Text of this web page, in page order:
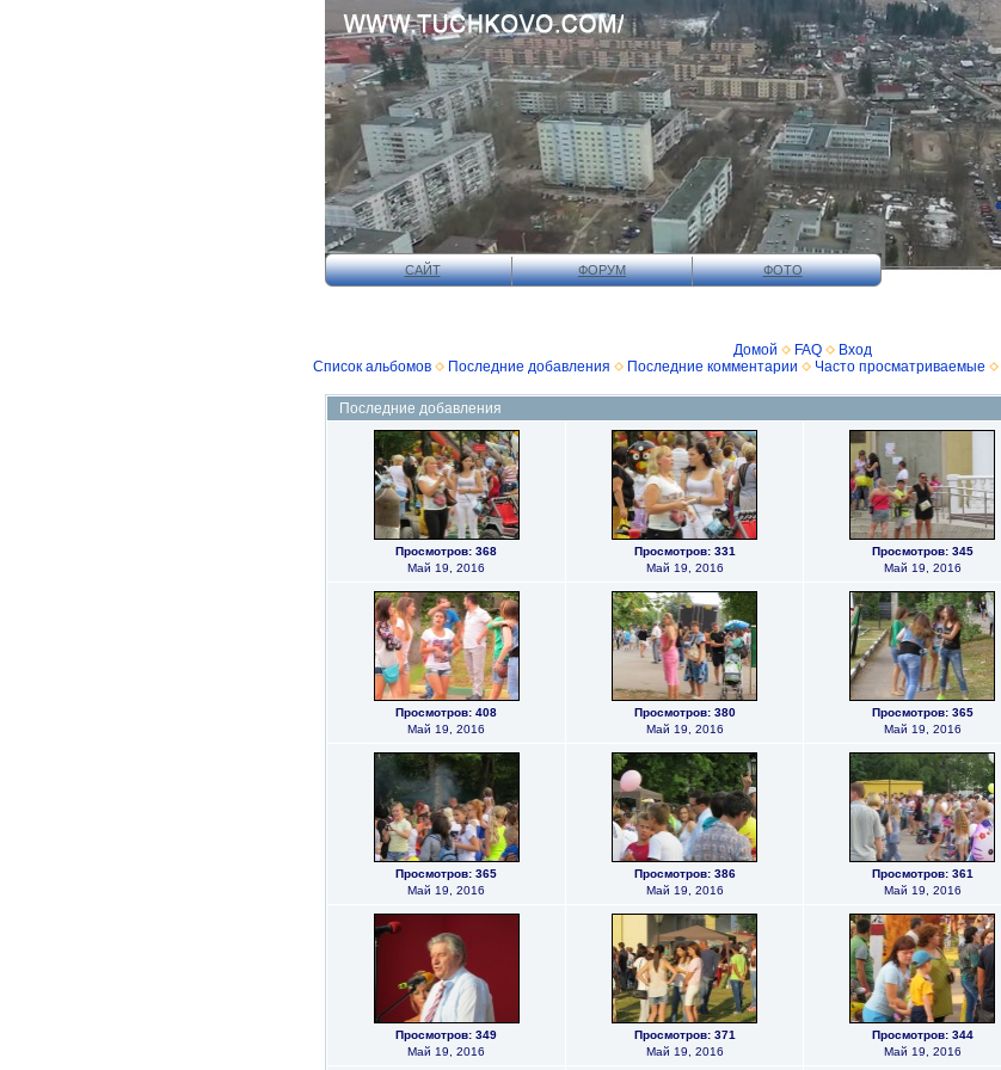
САЙТ ФОРУМ
ФОТО
Домой FAQ
Вход
Список альбомов
Последние добавления Последние комментарии Часто просматриваемые
Последние добавления
Просмотров: 368
Май 19, 2016
Просмотров: 331
Май 19, 2016
Просмотров: 345
Май 19, 2016
Просмотров: 408
Май 19, 2016
Просмотров: 380
Май 19, 2016
Просмотров: 365
Май 19, 2016
Просмотров: 365
Май 19, 2016
Просмотров: 386
Май 19, 2016
Просмотров: 361
Май 19, 2016
Просмотров: 349
Май 19, 2016
Просмотров: 371
Май 19, 2016
Просмотров: 344
Май 19, 2016